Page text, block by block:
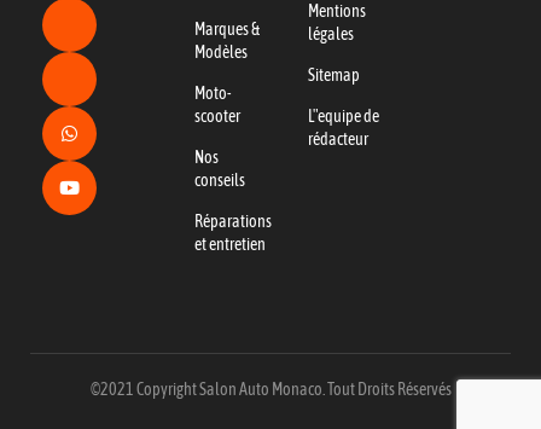
Marques &
Modèles
Moto-
scooter
Nos
conseils
Réparations
et entretien
Mentions
légales
Sitemap
L"equipe de
rédacteur
©2021 Copyright Salon Auto Monaco. Tout Droits Réservés